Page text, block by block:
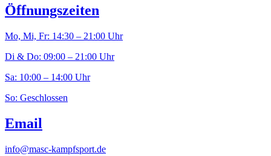
Öffnungszeiten
Mo, Mi, Fr: 14:30 – 21:00 Uhr
Di & Do: 09:00 – 21:00 Uhr
Sa: 10:00 – 14:00 Uhr
So: Geschlossen
Email
info@masc-kampfsport.de